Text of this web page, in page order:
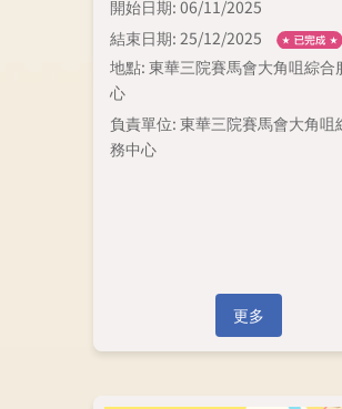
開始日期: 06/11/2025
結束日期: 25/12/2025
地點: 東華三院賽馬會大角咀綜合
心
負責單位: 東華三院賽馬會大角咀
務中心
更多